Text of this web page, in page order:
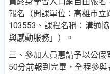
報名 （開課單位：高雄市
103553 、課程名稱：溝通
與感動服務」）。
三、參加人員惠請予以公
50分前報到完畢，全程參